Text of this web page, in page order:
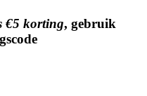
€5 korting, gebruik